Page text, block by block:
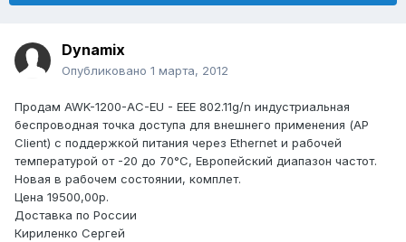
Dynamix
Опубликовано 1 марта, 2012
Продам AWK-1200-AC-EU - EEE 802.11g/n индустриальная
беспроводная точка доступа для внешнего применения (AP
Client) с поддержкой питания через Ethernet и рабочей
температурой от -20 до 70°C, Европейский диапазон частот.
Новая в рабочем состоянии, комплет.
Цена 19500,00р.
Доставка по России
Кириленко Сергей